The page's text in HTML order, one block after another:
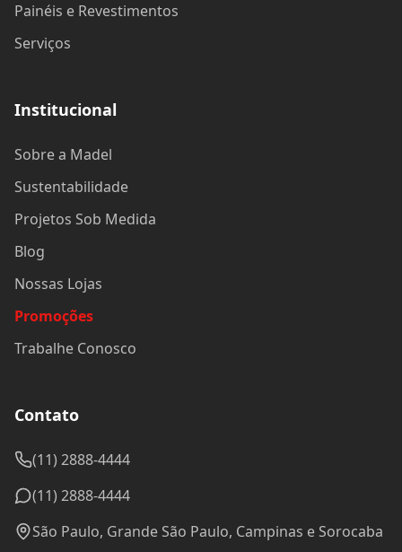
Painéis e Revestimentos
Serviços
Institucional
Sobre a Madel
Sustentabilidade
Projetos Sob Medida
Blog
Nossas Lojas
Promoções
Trabalhe Conosco
Contato
(11) 2888-4444
(11) 2888-4444
São Paulo, Grande São Paulo, Campinas e Sorocaba